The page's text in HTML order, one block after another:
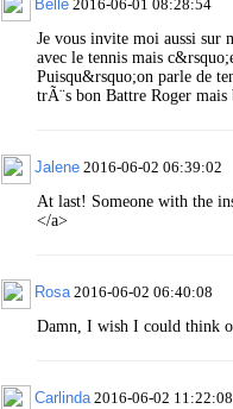
Belle 2016-06-01 08:28:54
Je vous invite moi aussi
avec le tennis mais
Puisqu&rsquo;on parle de
trÃ¨s bon Battre Roger
Jalene 2016-06-02 06:39:02
At last! Someone with the
</a>
Rosa2016-06-02 06:40:08
Damn, I wish I could think
Carlinda2016-06-02 11:22:08